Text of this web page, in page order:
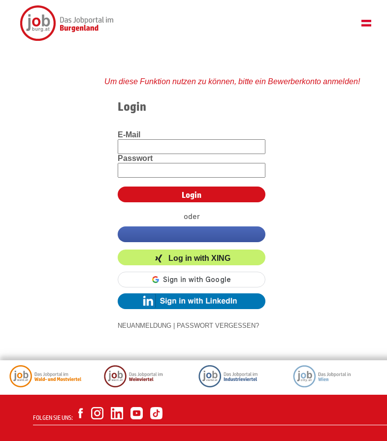
Um diese Funktion nutzen zu können, bitte ein Bewerberkonto anmelden!
Login
E-Mail
Passwort
oder
Log in with XING
NEUANMELDUNG PASSWORT VERGESSEN?
FOLGEN SIE UNS: